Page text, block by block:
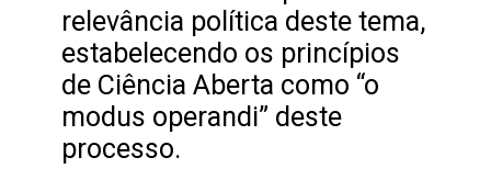
relevância política deste tema,
estabelecendo os princípios
de Ciência Aberta como “o
modus operandi” deste
processo.